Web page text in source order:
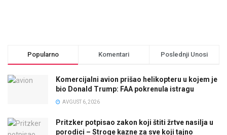
Popularno Komentari Poslednji Unosi
Komercijalni avion prišao helikopteru u kojem je
bio Donald Trump: FAA pokrenula istragu
AVGUST 6, 2026
Pritzker potpisao zakon koji štiti žrtve nasilja u
porodici – Stroge kazne za sve koji tajno